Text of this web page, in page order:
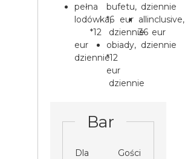
pełna
lodówka,
*12
eur
dziennie
bufetu,
*6 eur
dziennie
obiady,
*12
eur
dziennie
dziennie
allinclusive,
36 eur
dziennie
Bar
Dla Gości